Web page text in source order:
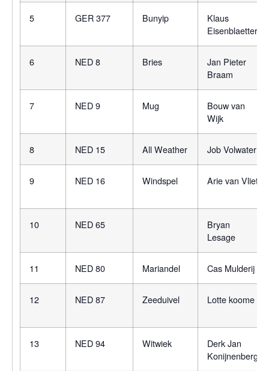
5 GER 377 Bunyip
Klaus
Eisenblaetter
6 NED 8 Bries
Jan Pieter
Braam
7 NED 9 Mug
Bouw van
Wijk
8 NED 15 All Weather Job Volwater
9 NED 16 Windspel Arie van Vliet
10 NED 65
Bryan
Lesage
11 NED 80 Mariandel Cas Mulderij
12 NED 87 Zeeduivel Lotte koome
13 NED 94 Witwiek
Derk Jan
Konijnenberg